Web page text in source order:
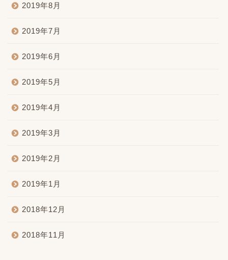
2019年8月
2019年7月
2019年6月
2019年5月
2019年4月
2019年3月
2019年2月
2019年1月
2018年12月
2018年11月